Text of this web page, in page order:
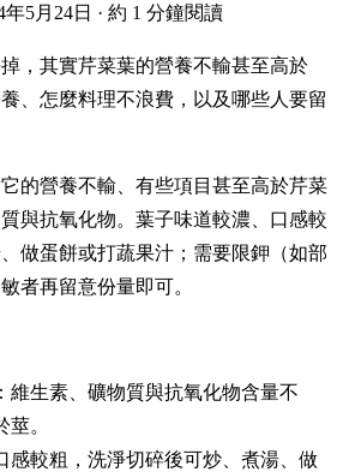
年5月24日 · 約 1 分鐘閱讀
，其實芹菜葉的營養不輸甚至高於
、怎麼料理不浪費，以及哪些人要留
的營養不輸、有些項目甚至高於芹菜
與抗氧化物。葉子味道較濃、口感較
做蛋餅或打蔬果汁；需要限鉀（如部
者再留意份量即可。
維生素、礦物質與抗氧化物含量不
。
感較粗，洗淨切碎後可炒、煮湯、做